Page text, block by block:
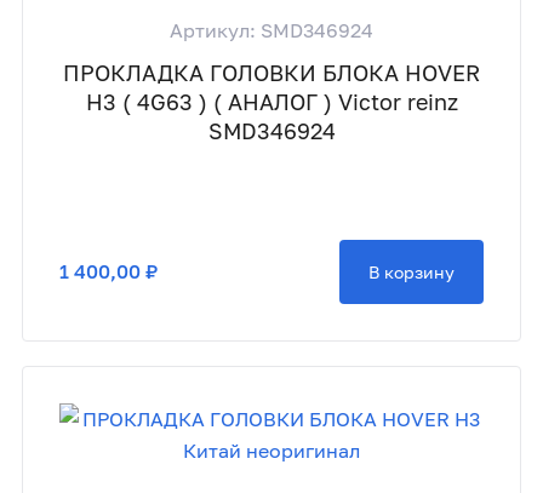
Артикул: SMD346924
ПРОКЛАДКА ГОЛОВКИ БЛОКА HOVER
H3 ( 4G63 ) ( АНАЛОГ ) Victor reinz
SMD346924
1 400,00 ₽ В корзину